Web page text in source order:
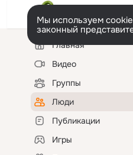
Мы используем
законный
Левая
колонкаГлавная
Видео
Группы
Люди
Публикации
Игры